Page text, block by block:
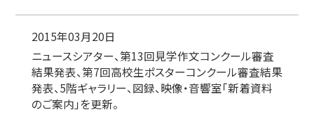
2015年03月20日
ニュースシアター、第13回見学作文コンクール審査
結果発表、第7回高校生ポスターコンクール審査結果
発表、5階ギャラリー、図録、映像・音響室「新着資料
のご案内」を更新。